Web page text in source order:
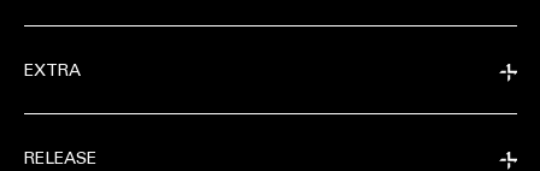
EXTRA
RELEASE